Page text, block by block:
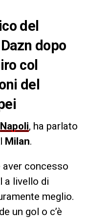
del
dopo
col
del
Napoli, ha parlato
Milan.
aver concesso
a livello di
meglio.
un gol o c’è